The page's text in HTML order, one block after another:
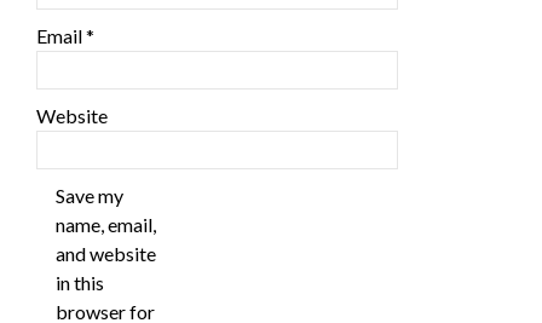
Email*
Website
Save my
name, email,
and website
in this
browser for